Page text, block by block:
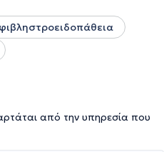
από την υπηρεσία που